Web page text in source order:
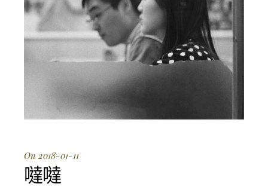
On 2018-01-11
噠噠